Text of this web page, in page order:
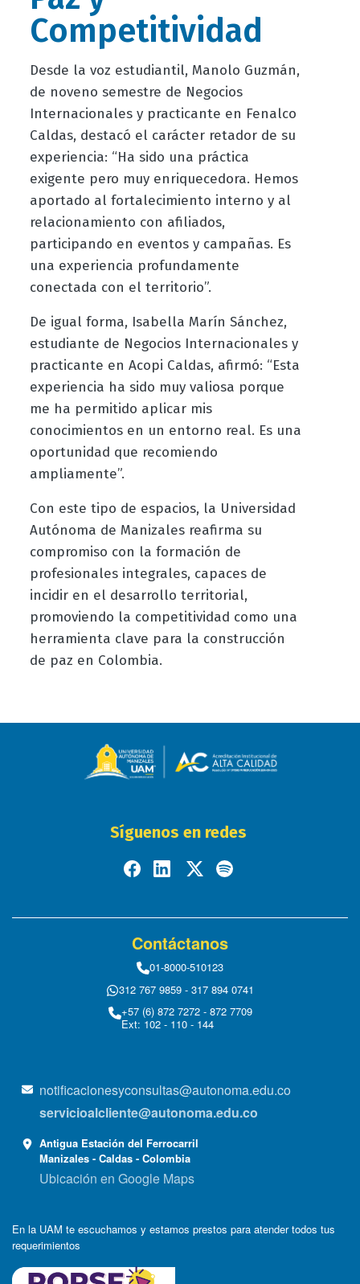
Competitividad
Desde la voz estudiantil, Manolo Guzmán,
de noveno semestre de Negocios
Internacionales y practicante en Fenalco
Caldas, destacó el carácter retador de su
experiencia: “Ha sido una práctica
exigente pero muy enriquecedora. Hemos
aportado al fortalecimiento interno y al
relacionamiento con afiliados,
participando en eventos y campañas. Es
una experiencia profundamente
conectada con el territorio”.
De igual forma, Isabella Marín Sánchez,
estudiante de Negocios Internacionales y
practicante en Acopi Caldas, afirmó: “Esta
experiencia ha sido muy valiosa porque
me ha permitido aplicar mis
conocimientos en un entorno real. Es una
oportunidad que recomiendo
ampliamente”.
Con este tipo de espacios, la Universidad
Autónoma de Manizales reafirma su
compromiso con la formación de
profesionales integrales, capaces de
incidir en el desarrollo territorial,
promoviendo la competitividad como una
herramienta clave para la construcción
de paz en Colombia.
Síguenos en redes
Contáctanos
01-8000-510123
312 767 9859 - 317 894 0741
+57 (6) 872 7272 - 872 7709
Ext: 102 - 110 - 144
notificacionesyconsultas@autonoma.edu.co
servicioalcliente@autonoma.edu.co
Antigua Estación del Ferrocarril
Manizales - Caldas - Colombia
Ubicación en Google Maps
En la UAM te escuchamos y estamos prestos para atender todos tus
requerimientos